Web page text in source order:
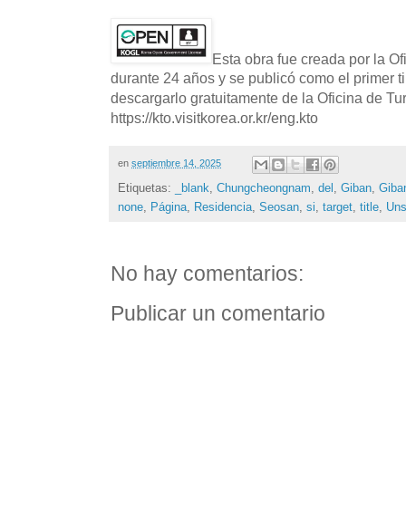
Esta obra fue creada por la
durante 24 años y se publicó como el primer
descargarlo gratuitamente de la Oficina de
https://kto.visitkorea.or.kr/eng.kto
en septiembre 14, 2025
Etiquetas: _blank Chungcheongnam del Giban
none
Página Residencia Seosan si target title
No hay comentarios:
Publicar un comentario